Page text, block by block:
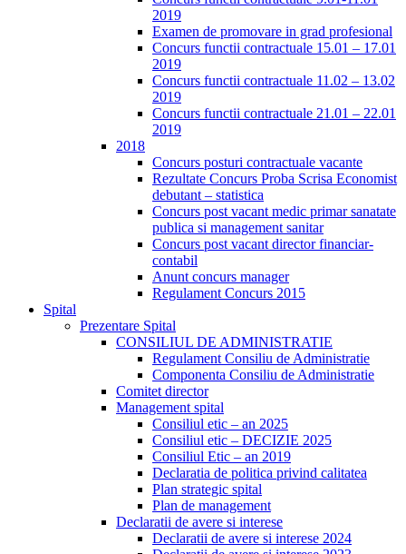
2019
Examen de promovare in grad profesional
Concurs functii contractuale 15.01 – 17.01
2019
Concurs functii contractuale 11.02 – 13.02
2019
Concurs functii contractuale 21.01 – 22.01
2019
2018
Concurs posturi contractuale vacante
Rezultate Concurs Proba Scrisa Economist
debutant – statistica
Concurs post vacant medic primar sanatate
publica si management sanitar
Concurs post vacant director financiar-
contabil
Anunt concurs manager
Regulament Concurs 2015
Spital
Prezentare Spital
CONSILIUL DE ADMINISTRATIE
Regulament Consiliu de Administratie
Componenta Consiliu de Administratie
Comitet director
Management spital
Consiliul etic – an 2025
Consiliul etic – DECIZIE 2025
Consiliul Etic – an 2019
Declaratia de politica privind calitatea
Plan strategic spital
Plan de management
Declaratii de avere si interese
Declaratii de avere si interese 2024